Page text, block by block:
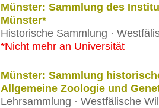
Münster: Sammlung des
Münster*
Historische Sammlung ·
*Nicht mehr an Universität
Münster: Sammlung
Allgemeine Zoologie und
Lehrsammlung · Westfälische